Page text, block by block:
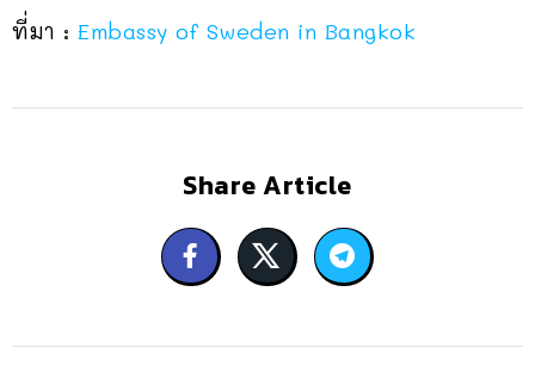
ที่มา : Embassy of Sweden in Bangkok
Share Article